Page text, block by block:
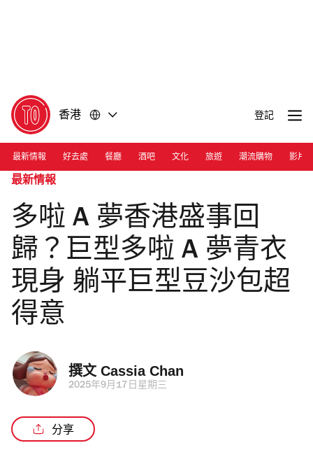
香港 登記
最新情報 好去處 餐廳 酒吧 文化 旅遊 潮流購物 影片
最新情報
多啦 A 夢香港盛事回
歸？巨型多啦 A 夢青衣
現身 躺平巨型豆沙包超
得意
撰文 Cassia Chan
2025年9月17日星期三
分享